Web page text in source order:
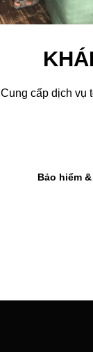
Cung cấp dịch vụ